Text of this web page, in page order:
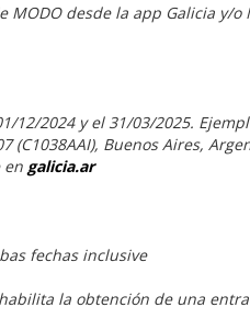
MODO desde la app Galicia y/o
12/2024 y el 31/03/2025.
(C1038AAI), Buenos Aires,
en galicia.ar
fechas inclusive
la obtención de una